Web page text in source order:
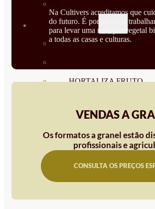
SEMILLAS
VER TODAS
HORTALIZA FRUTO
SEMILLAS
Na Cultivers acreditamos que
do futuro. É por isso que
para levar uma nutrição vegetal
a todas as casas e culturas.
VENDAS A
Os formatos a granel estão
profissionais e
CONSULTA OS PREÇOS